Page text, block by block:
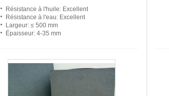
frein tissés
Résistance à l'huile: Excellent
Résistance à l'eau: Excellent
Largeur: ≤ 500 mm
Épaisseur: 4-35 mm